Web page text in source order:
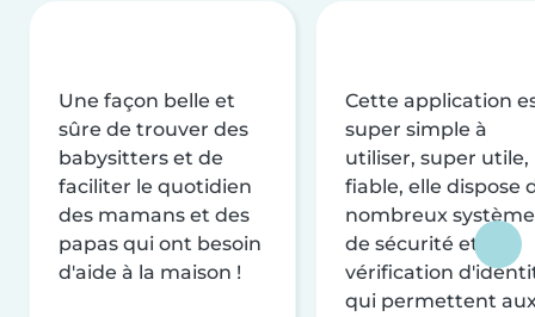
Une façon belle et
sûre de trouver des
babysitters et de
faciliter le quotidien
des mamans et des
papas qui ont besoin
d'aide à la maison !
Cette application
super simple à
utiliser, super utile,
fiable, elle dispose
nombreux
de sécurité et de
vérification
qui permettent